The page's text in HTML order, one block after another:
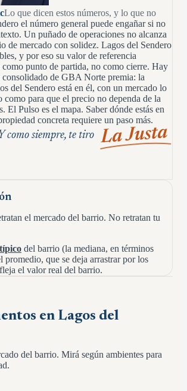
Lo que dicen estos números, y lo que no
el número general puede engañar si no
Un puñado de operaciones no alcanza
de mercado con solidez. Lagos del Sendero
y por eso su valor de referencia
punto de partida, no como cierre. Hay
consolidado de GBA Norte premia: la
del Sendero está en él, con un mercado lo
como para que el precio no dependa de la
El Pulso es el mapa. Saber dónde estás en
concreta requiere un paso más.
Y como siempre, te tiro La Justa
el mercado del barrio. No retratan tu
del barrio (la mediana, en términos
promedio, que se deja arrastrar por los
el valor real del barrio.
en Lagos del
del barrio. Mirá según ambientes para